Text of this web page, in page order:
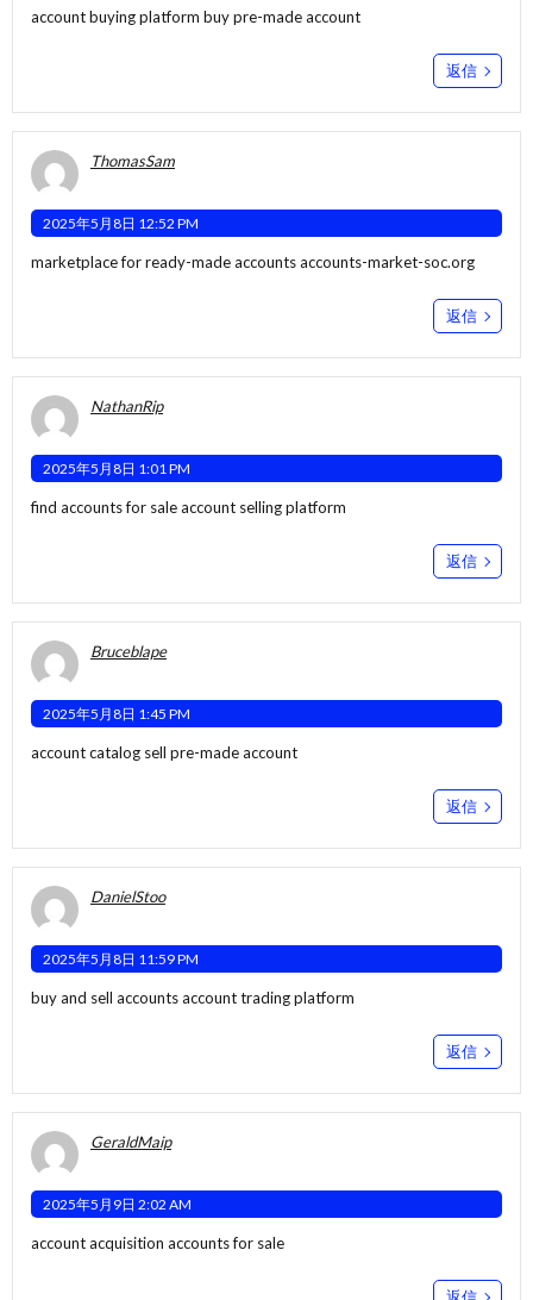
account buying platform buy pre-made account
返信
ThomasSam
2025年5月8日 12:52 PM
marketplace for ready-made accountsaccounts-market-soc.org
返信
NathanRip
2025年5月8日 1:01 PM
find accounts for saleaccount selling platform
返信
Bruceblape
2025年5月8日 1:45 PM
account catalog sell pre-made account
返信
DanielStoo
2025年5月8日 11:59 PM
buy and sell accountsaccount trading platform
返信
GeraldMaip
2025年5月9日 2:02 AM
account acquisition accounts for sale